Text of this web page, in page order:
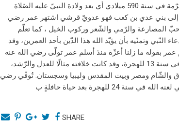
ولد عمر بن الخطّاب رضي الله عنه في مكّة المكرّمة في سنة 590 ميلادي أي بعد ولادة النبيّ عليه الصّلاة
إلى بني عدي بن كعب فهو عدويّ قرشي اشتهر عمر رضي
المصارعة والرّمي والشّعر وركوب الخيل ، كما تعلّم
النّبي وتمنّيه بأن يؤيّد الله هذا الدّين بأحد العمرين، وقد
بقوله ما زلنا أعزّة منذ أسلم عمر تولّى رضي الله عنه
الخلافة بعد وفاة أبي بكر الصدّيق رضي الله عنه في سنة 13 للهجرة، وقد كانت خلافته مثالًا للعدل والرّشد،
والشّام ومصر وبيت المقدس وليبيا وسجستان. تُوفّي رضي
للهجرة بعد حياة حافلةٍ ب
SHARE